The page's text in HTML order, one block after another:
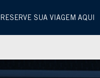
RESERVE SUA VIAGEM AQUI